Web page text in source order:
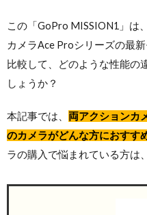
この「GoPro MISSION1」は
カメラAce Proシリーズの最
比較して、どのような性能の
しょうか？
本記事では、 両アクションカ
のカメラがどんな方におすす
ラの購入で悩まれている方は